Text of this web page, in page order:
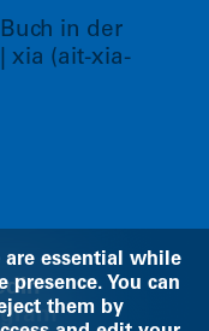
in der
xia (ait-xia-
are essential while
You can
them by